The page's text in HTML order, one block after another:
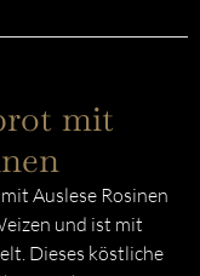
mit
Auslese Rosinen
und ist mit
Dieses köstliche